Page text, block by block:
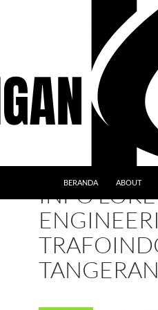
BERANDA ABOUT
INFO